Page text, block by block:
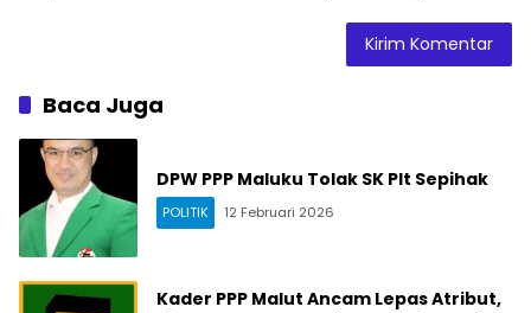
Baca Juga
DPW PPP Maluku Tolak SK Plt Sepihak
POLITIK 12 Februari 2026
Kader PPP Malut Ancam Lepas Atribut,